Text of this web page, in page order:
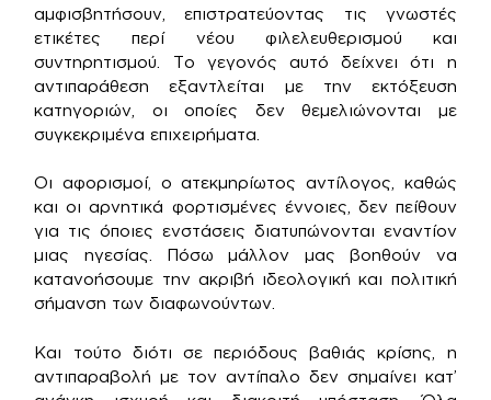
αμφισβητήσουν, επιστρατεύοντας τις γνωστές
ετικέτες περί νέου φιλελευθερισμού και
συντηρητισμού. Το γεγονός αυτό δείχνει ότι η
αντιπαράθεση εξαντλείται με την εκτόξευση
κατηγοριών, οι οποίες δεν θεμελιώνονται με
συγκεκριμένα επιχειρήματα.
Οι αφορισμοί, ο ατεκμηρίωτος αντίλογος, καθώς
και οι αρνητικά φορτισμένες έννοιες, δεν πείθουν
για τις όποιες ενστάσεις διατυπώνονται εναντίον
μιας ηγεσίας. Πόσω μάλλον μας βοηθούν να
κατανοήσουμε την ακριβή ιδεολογική και πολιτική
σήμανση των διαφωνούντων.
Και τούτο διότι σε περιόδους βαθιάς κρίσης, η
αντιπαραβολή με τον αντίπαλο δεν σημαίνει κατ’